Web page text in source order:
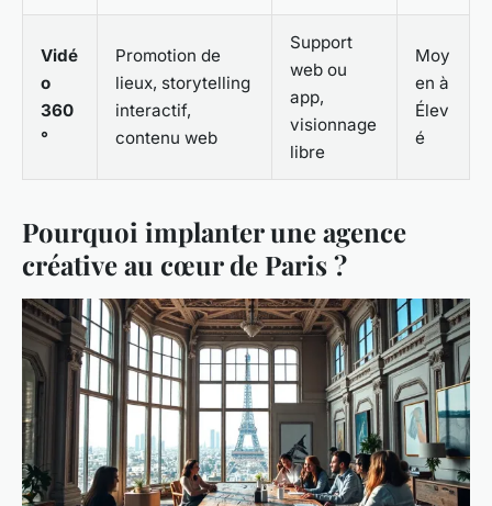
Vidé
o
360
°
Promotion de
lieux, storytelling
interactif,
contenu web
Support
web ou
app,
visionnage
libre
Moy
en à
Élev
é
Pourquoi implanter une agence
créative au cœur de Paris ?